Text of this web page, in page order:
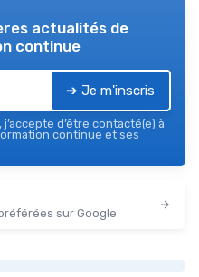
actualités de
continue
➔ Je m'inscris
d’être contacté(e) à
continue et ses
sur Google